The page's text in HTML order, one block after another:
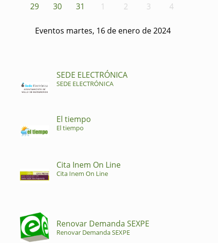
29
30 31 1 2 3 4
Eventos martes, 16 de enero de 2024
SEDE ELECTRÓNICA
SEDE ELECTRÓNICA
El tiempo
El tiempo
Cita Inem On Line
Cita Inem On Line
Renovar Demanda SEXPE
Renovar Demanda SEXPE